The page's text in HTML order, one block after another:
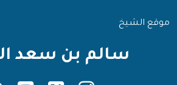
موقع الشيخ
سالم بن سعد